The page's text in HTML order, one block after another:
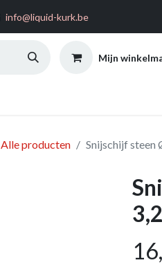
info@liquid-kurk.be
Mijn
Alle producten Snijschijf steen